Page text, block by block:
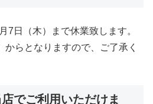
7日（木）まで休業致します。
らとなりますので、ご了承く
でご利用いただけま